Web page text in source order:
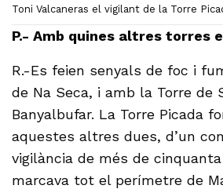
Toni Valcaneras el vigilant de la Torre
P.- Amb quines altres torres
R.-Es feien senyals de foc i
de Na Seca, i amb la Torre de
Banyalbufar. La Torre Picada
aquestes altres dues, d’un
vigilància de més de
marcava tot el perímetre de